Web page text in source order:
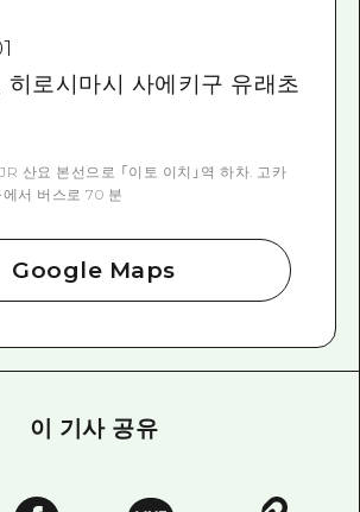
히로시마시 사에키구 유래초
산요 본선으로 「이토 이치」역 하차. 고카
서 버스로 70 분
Google Maps
이 기사 공유